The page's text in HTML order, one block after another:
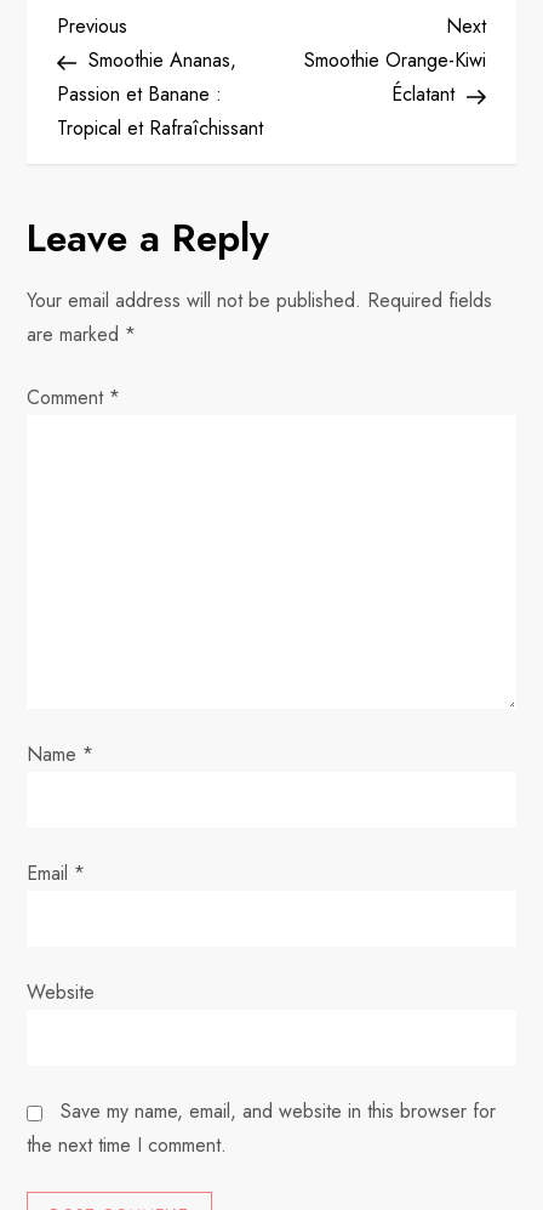
P
o
s
n
a
v
n
Previous
Post
Previous
Smoothie Ananas,
Passion et Banane :
Tropical et Rafraîchissant
Next
Post
Next
Smoothie Orange-Kiwi
Éclatant
Leave a Reply
Your email address will not be published. Required fields
are marked *
Comment *
Name *
Email *
Website
Save my name, email, and website in this browser for
the next time I comment.